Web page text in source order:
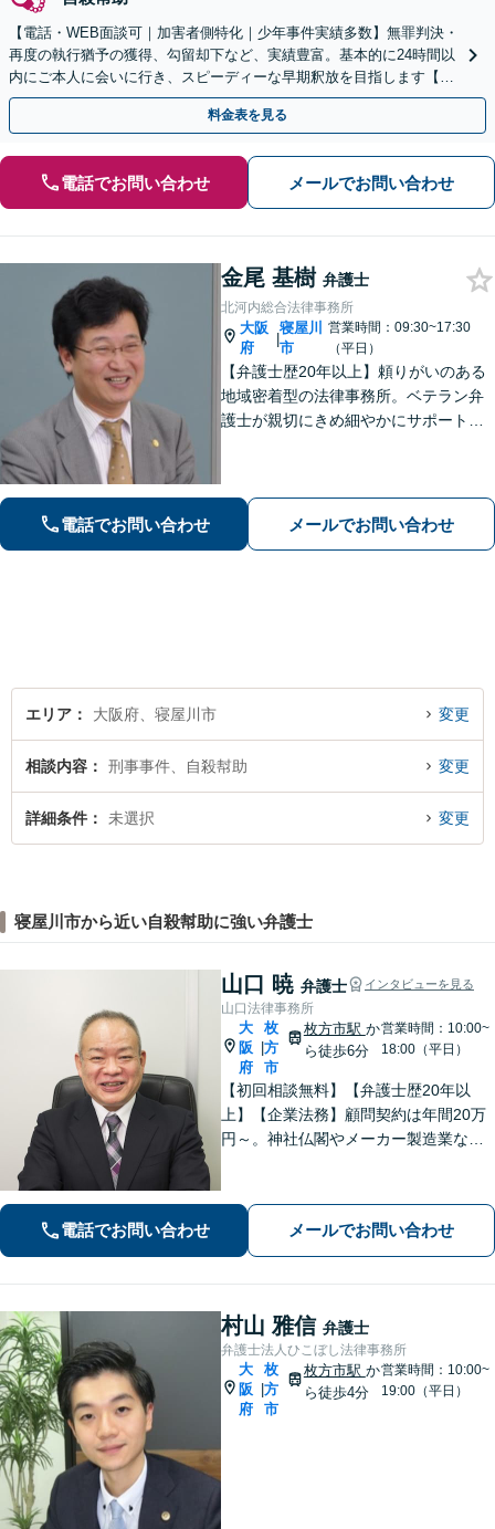
【電話・WEB面談可｜加害者側特化｜少年事件実績多数】無罪判決・
再度の執行猶予の獲得、勾留却下など、実績豊富。基本的に24時間以
内にご本人に会いに行き、スピーディーな早期釈放を目指します【事
前予約にて当日・休日・夜間面談可｜関西エリア対応】
料金表を見る
電話でお問い合わせ メールでお問い合わせ
金尾 基樹 弁護士
北河内総合法律事務所
大阪
府
|
寝屋川
市
営業時間：09:30~17:30
（平日）
【弁護士歴20年以上】頼りがいのある
地域密着型の法律事務所。ベテラン弁
護士が親切にきめ細やかにサポートし
料（一部除く）】【夜間・休日の相談
可能】
電話でお問い合わせ メールでお問い合わせ
エリア 大阪府、寝屋川市 変更
相談内容 刑事事件、自殺幇助 変更
詳細条件 未選択 変更
寝屋川市から近い自殺幇助に強い弁護士
山口 暁 弁護士 インタビューを見る
山口法律事務所
大
阪
府
枚
方
市
枚方市駅 か
ら徒歩6分
営業時間：10:00~
18:00（平日）
【初回相談無料】【弁護士歴20年以
上】【企業法務】顧問契約は年間20万
円～。神社仏閣やメーカー製造業な
屋調査士などと連携。農地や山林もお
任せ【枚方市駅6分】
電話でお問い合わせ メールでお問い合わせ
村山 雅信 弁護士
弁護士法人ひこぼし法律事務所
大
阪
府
枚
方
市
枚方市駅 か
ら徒歩4分
営業時間：10:00~
19:00（平日）